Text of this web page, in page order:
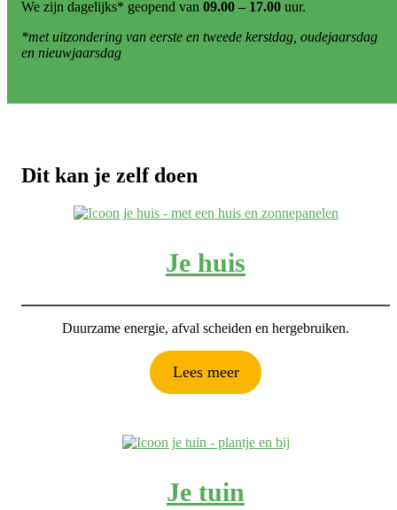
We zijn dagelijks* geopend van 09.00 – 17.00 uur.
*met uitzondering van eerste en tweede kerstdag, oudejaarsdag
en nieuwjaarsdag
Dit kan je zelf doen
Je huis
Duurzame energie, afval scheiden en hergebruiken.
Lees meer
Je tuin